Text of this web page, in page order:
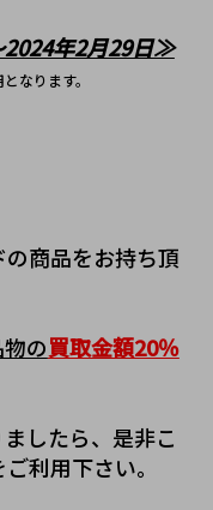
年2月29日≫
なります。
商品をお持ち頂
の買取金額20％
したら、是非こ
利用下さい。